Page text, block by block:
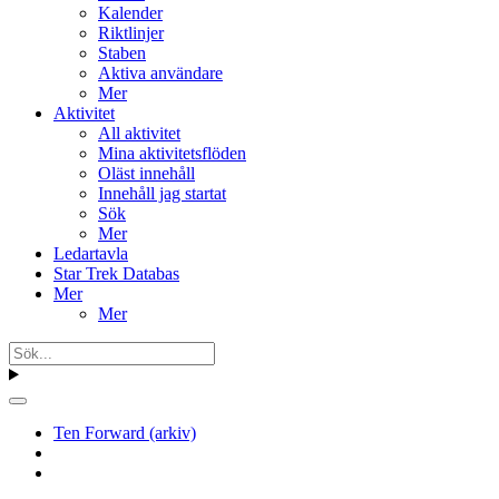
Kalender
Riktlinjer
Staben
Aktiva användare
Mer
Aktivitet
All aktivitet
Mina aktivitetsflöden
Oläst innehåll
Innehåll jag startat
Sök
Mer
Ledartavla
Star Trek Databas
Mer
Mer
Ten Forward (arkiv)